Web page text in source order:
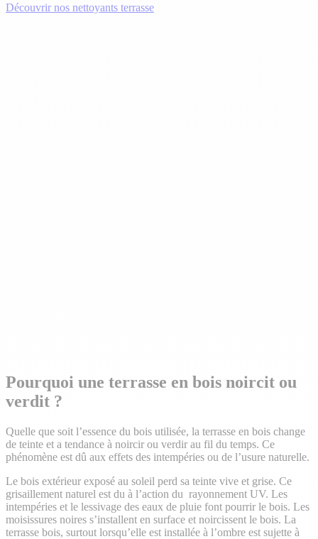
Découvrir nos nettoyants terrasse
Pourquoi une terrasse en bois noircit ou
verdit ?
Quelle que soit l’essence du bois utilisée, la terrasse en bois change
de teinte et a tendance à noircir ou verdir au fil du temps. Ce
phénomène est dû aux effets des intempéries ou de l’usure naturelle.
Le bois extérieur exposé au soleil perd sa teinte vive et grise. Ce
grisaillement naturel est du à l’action du rayonnement UV. Les
intempéries et le lessivage des eaux de pluie font pourrir le bois. Les
moisissures noires s’installent en surface et noircissent le bois. La
terrasse bois, surtout lorsqu’elle est installée à l’ombre est sujette à